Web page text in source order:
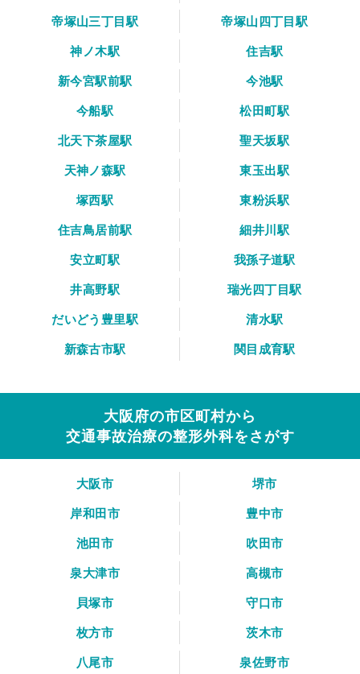
帝塚山三丁目駅
帝塚山四丁目駅
神ノ木駅
住吉駅
新今宮駅前駅
今池駅
今船駅
松田町駅
北天下茶屋駅
聖天坂駅
天神ノ森駅
東玉出駅
塚西駅
東粉浜駅
住吉鳥居前駅
細井川駅
安立町駅
我孫子道駅
井高野駅
瑞光四丁目駅
だいどう豊里駅
清水駅
新森古市駅
関目成育駅
大阪府の市区町村から
交通事故治療の整形外科をさがす
大阪市
堺市
岸和田市
豊中市
池田市
吹田市
泉大津市
高槻市
貝塚市
守口市
枚方市
茨木市
八尾市
泉佐野市